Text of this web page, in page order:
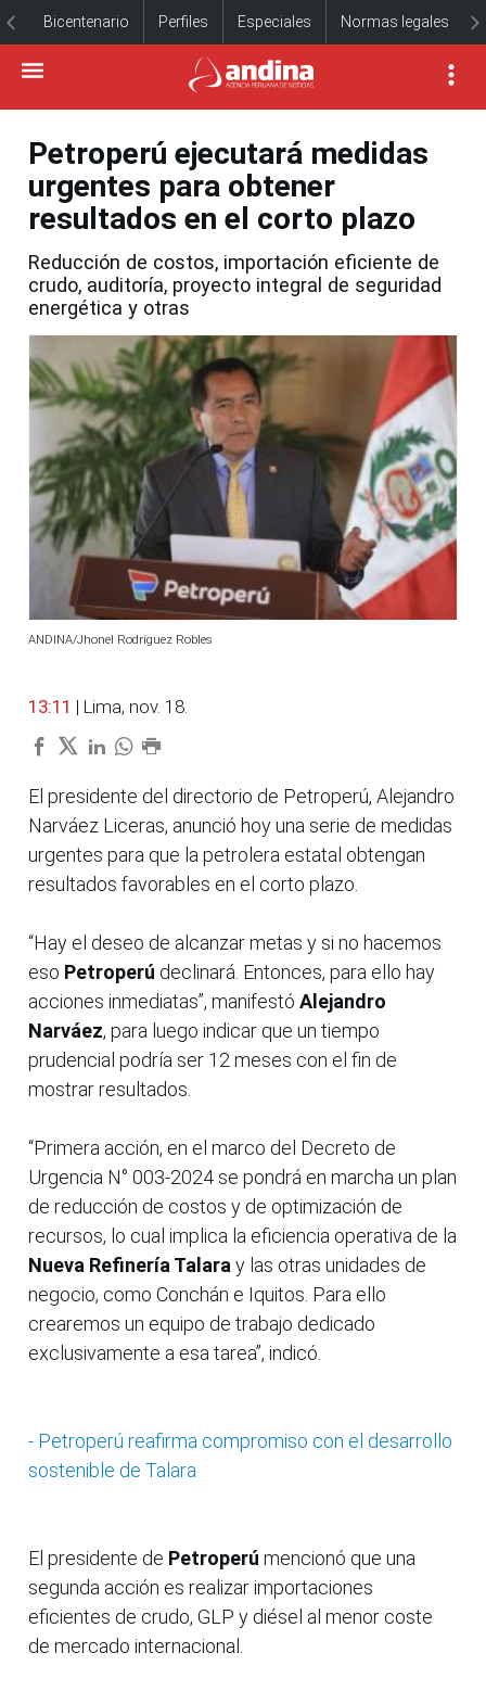
Bicentenario Perfiles Especiales Normas legales
Petroperú ejecutará medidas
urgentes para obtener
resultados en el corto plazo
Reducción de costos, importación eficiente de
crudo, auditoría, proyecto integral de seguridad
energética y otras
ANDINA/Jhonel Rodríguez Robles
13:11 | Lima, nov. 18.
El presidente del directorio de Petroperú, Alejandro
Narváez Liceras, anunció hoy una serie de medidas
urgentes para que la petrolera estatal obtengan
resultados favorables en el corto plazo.
“Hay el deseo de alcanzar metas y si no hacemos
eso Petroperú declinará. Entonces, para ello hay
acciones inmediatas”, manifestó Alejandro
Narváez, para luego indicar que un tiempo
prudencial podría ser 12 meses con el fin de
mostrar resultados.
“Primera acción, en el marco del Decreto de
Urgencia N° 003-2024 se pondrá en marcha un plan
de reducción de costos y de optimización de
recursos, lo cual implica la eficiencia operativa de la
Nueva Refinería Talara y las otras unidades de
negocio, como Conchán e Iquitos. Para ello
crearemos un equipo de trabajo dedicado
exclusivamente a esa tarea”, indicó.
- Petroperú reafirma compromiso con el desarrollo
sostenible de Talara
El presidente de Petroperú mencionó que una
segunda acción es realizar importaciones
eficientes de crudo, GLP y diésel al menor coste
de mercado internacional.